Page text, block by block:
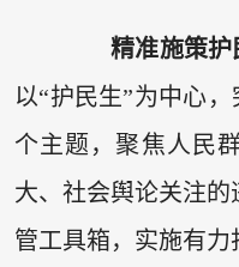
精准施策护
以“护民生”为中心
个主题，聚焦人民
大、社会舆论关注
管工具箱，实施有